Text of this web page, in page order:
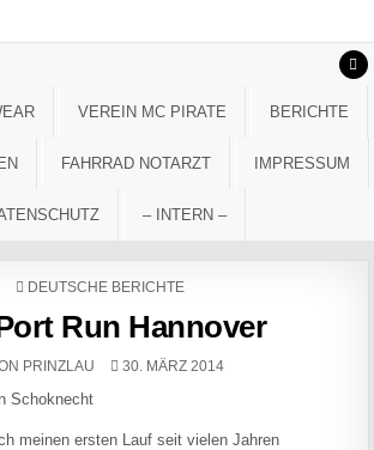
VEREIN MC PIRATE BERICHTE
FAHRRAD NOTARZT IMPRESSUM
– INTERN –
POSTED IN
DEUTSCHE BERICHTE
Run Hannover
PRINZLAU PUBLISHED DATE:
30. MÄRZ 2014
Schoknecht
meinen ersten Lauf seit vielen Jahren